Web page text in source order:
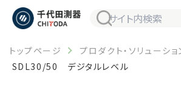
トップページ
プロダクト・ソリューショ
SDL30/50 デジタルレベル